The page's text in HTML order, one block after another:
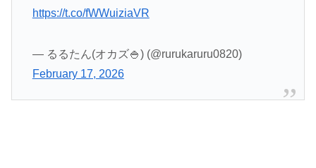
https://t.co/fWWuiziaVR
— るるたん(オカズ🍚) (@rurukaruru0820)
February 17, 2026